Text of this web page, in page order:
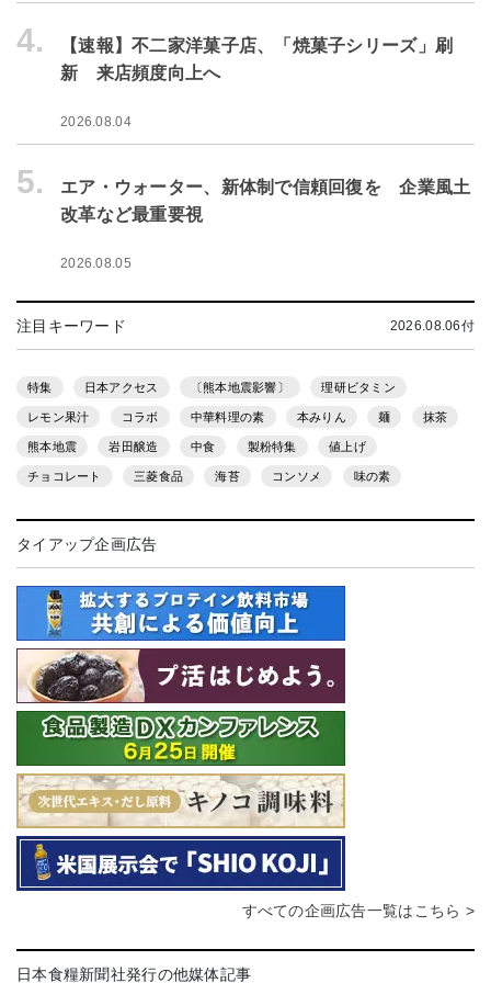
4.
【速報】不二家洋菓子店、「焼菓子シリーズ」刷
新 来店頻度向上へ
2026.08.04
5.
エア・ウォーター、新体制で信頼回復を 企業風土
改革など最重要視
2026.08.05
注目キーワード 2026.08.06付
特集 日本アクセス 〔熊本地震影響〕 理研ビタミン
レモン果汁 コラボ 中華料理の素 本みりん 麺 抹茶
熊本地震 岩田醸造 中食 製粉特集 値上げ
チョコレート 三菱食品 海苔 コンソメ 味の素
タイアップ企画広告
すべての企画広告一覧はこちら >
日本食糧新聞社発行の他媒体記事